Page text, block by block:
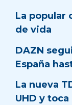
La popular
de vida
DAZN
España
La nueva
UHD y